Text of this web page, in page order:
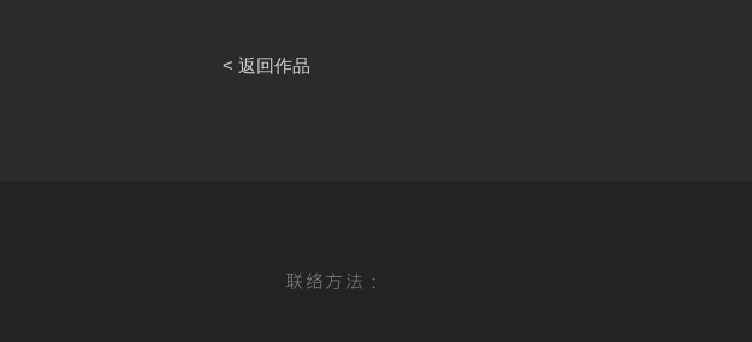
< 返回作品
联络方法：